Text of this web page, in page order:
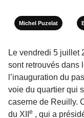
Michel Puzelat
Le vendredi 5 juillet
sont retrouvés dans
l’inauguration du
voie du quartier qui
caserne de Reuilly.
du XII
e , qui a